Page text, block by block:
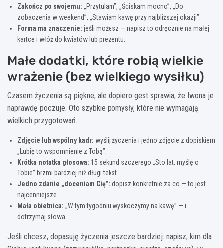
Zakończ po swojemu: „Przytulam”, „Ściskam mocno”, „Do
zobaczenia w weekend”, „Stawiam kawę przy najbliższej okazji”.
Forma ma znaczenie: jeśli możesz — napisz to odręcznie na małej
kartce i włóż do kwiatów lub prezentu.
Małe dodatki, które robią wielkie
wrażenie (bez wielkiego wysiłku)
Czasem życzenia są piękne, ale dopiero gest sprawia, że Iwona je
naprawdę poczuje. Oto szybkie pomysły, które nie wymagają
wielkich przygotowań.
Zdjęcie lub wspólny kadr: wyślij życzenia i jedno zdjęcie z dopiskiem
„Lubię to wspomnienie z Tobą”.
Krótka notatka głosowa: 15 sekund szczerego „Sto lat, myślę o
Tobie” brzmi bardziej niż długi tekst.
Jedno zdanie „doceniam Cię”: dopisz konkretnie za co — to jest
najcenniejsze.
Mała obietnica: „W tym tygodniu wyskoczymy na kawę” — i
dotrzymaj słowa.
Jeśli chcesz, dopasuję życzenia jeszcze bardziej: napisz, kim dla